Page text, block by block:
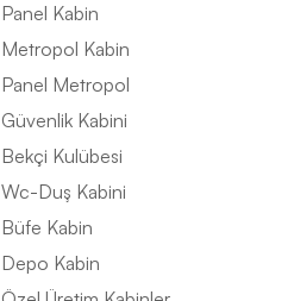
Panel Kabin
Metropol Kabin
Panel Metropol
Güvenlik Kabini
Bekçi Kulübesi
Wc-Duş Kabini
Büfe Kabin
Depo Kabin